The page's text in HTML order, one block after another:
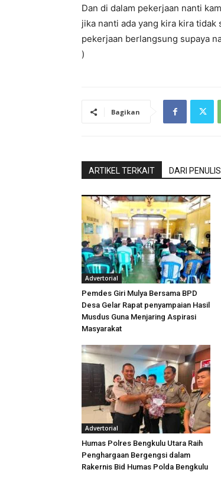
Dan di dalam pekerjaan nanti
jika nanti ada yang kira kira
pekerjaan berlangsung supaya
)
Bagikan
ARTIKEL TERKAIT DARI PENULIS
Advertorial
Pemdes Giri Mulya Bersama BPD
Desa Gelar Rapat penyampaian Hasil
Musdus Guna Menjaring Aspirasi
Masyarakat
Advertorial
Humas Polres Bengkulu Utara Raih
Penghargaan Bergengsi dalam
Rakernis Bid Humas Polda Bengkulu